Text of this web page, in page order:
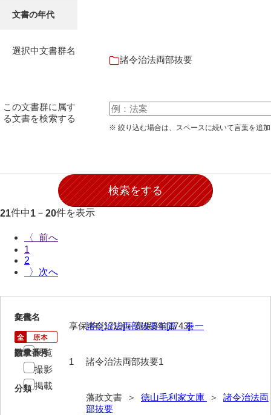
御広式日記
御書出控
御家督記
御目見記
御産一件
御逝去録
御年賀記
文書の年代
選択中文書群名
諸令治法両部抜要
この文書群に属す
る文書を検索する
※ 絞り込む場合は、スペースに続いて言葉を追
21件中1 － 20件を表示
〈
1
2
〉
1
文書名
諸令治法両部抜要前篇 巻一
請求番号
諸令治法両部抜要1
分類
藩政文書 ＞ 徳山毛利家文庫 ＞ 諸令治法両
部抜要
年代
享保4年[1719]～寛保3年[1743]
数量
1
閲覧
撮影
掲載